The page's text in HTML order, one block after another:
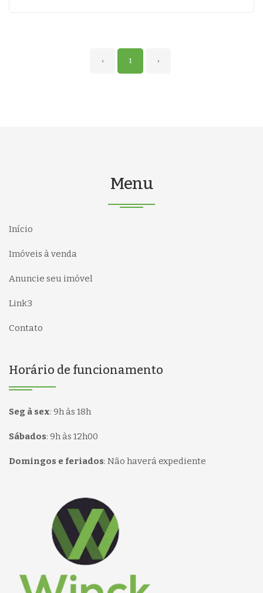
‹ 1 ›
Menu
Início
Imóveis à venda
Anuncie seu imóvel
Link3
Contato
Horário de funcionamento
Seg à sex: 9h às 18h
Sábados: 9h às 12h00
Domingos e feriados: Não haverá expediente
Página inicial